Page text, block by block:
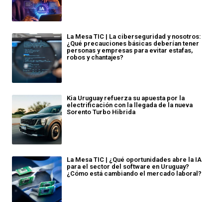
La Mesa TIC | La ciberseguridad y nosotros:
¿Qué precauciones básicas deberían tener
personas y empresas para evitar estafas,
robos y chantajes?
Kia Uruguay refuerza su apuesta por la
electrificación con la llegada de la nueva
Sorento Turbo Hibrida
La Mesa TIC | ¿Qué oportunidades abre la IA
para el sector del software en Uruguay?
¿Cómo está cambiando el mercado laboral?